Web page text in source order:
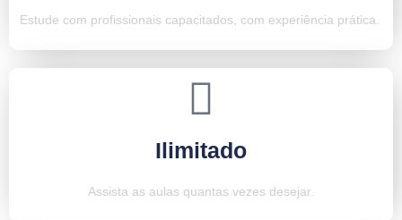
Estude com profissionais capacitados, com experiência prática.
Ilimitado
Assista as aulas quantas vezes desejar.